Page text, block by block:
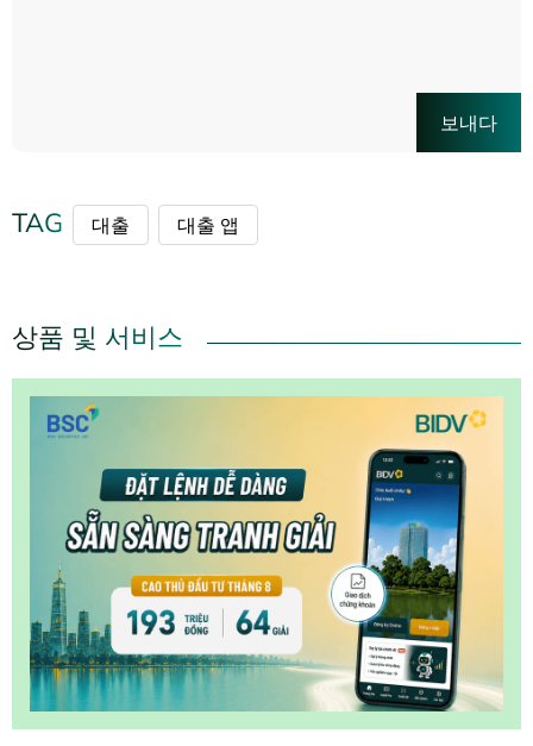
보내다
TAG 대출 대출 앱
상품 및 서비스